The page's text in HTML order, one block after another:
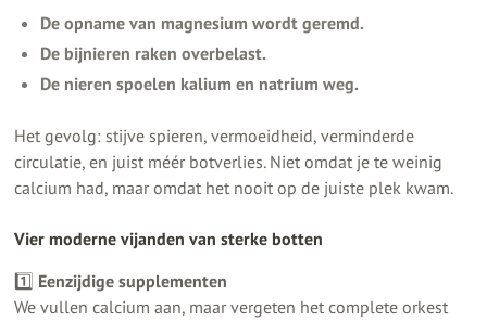
De opname van magnesium wordt geremd.
De bijnieren raken overbelast.
De nieren spoelen kalium en natrium weg.
Het gevolg: stijve spieren, vermoeidheid, verminderde
circulatie, en juist méér botverlies. Niet omdat je te weinig
calcium had, maar omdat het nooit op de juiste plek kwam.
Vier moderne vijanden van sterke botten
1️⃣ Eenzijdige supplementen
We vullen calcium aan, maar vergeten het complete orkest